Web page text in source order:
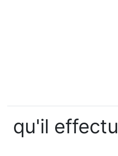
qu'il effectu